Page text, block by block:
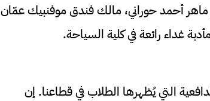
ماهر أحمد حوراني، مالك فندق موفنبيك عمّان
غداء رائعة في كلية السياحة.
التي يُظهرها الطلاب في قطاعنا. إن